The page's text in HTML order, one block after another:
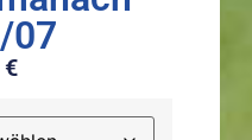
07
€